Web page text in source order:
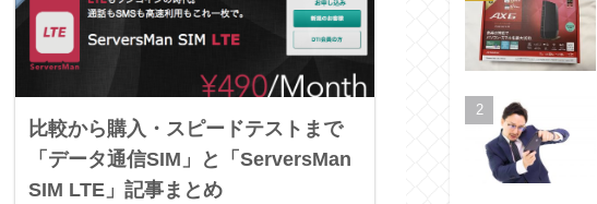
比較から購入・スピードテストまで
「データ通信SIM」と「ServersMan
SIM LTE」記事まとめ